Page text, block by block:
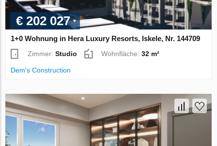
€ 202 027
1+0 Wohnung in Hera Luxury Resorts, Iskele, Nr. 144709
Zimmer:Studio Wohnfläche:32 m²
Dem's Construction